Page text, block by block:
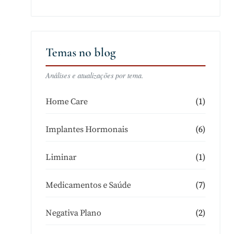
Temas no blog
Análises e atualizações por tema.
Home Care (1)
Implantes Hormonais (6)
Liminar (1)
Medicamentos e Saúde (7)
Negativa Plano (2)